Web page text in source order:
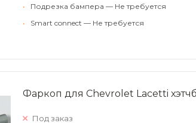
•
Подрезка бампера — Не требуется
•
Smart connect — Не требуется
Фаркоп для Chevrolet Lacetti
Под заказ